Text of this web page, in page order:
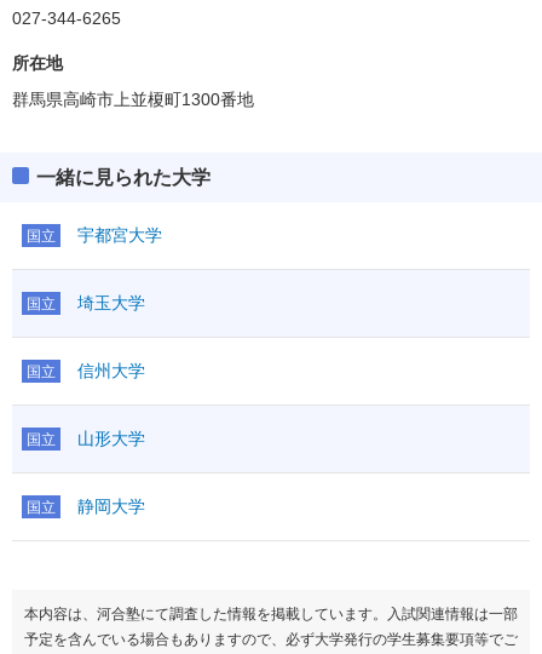
027-344-6265
所在地
群馬県高崎市上並榎町1300番地
一緒に見られた大学
国立 宇都宮大学
国立 埼玉大学
国立 信州大学
国立 山形大学
国立 静岡大学
本内容は、河合塾にて調査した情報を掲載しています。入試関連情報は一部
予定を含んでいる場合もありますので、必ず大学発行の学生募集要項等でご